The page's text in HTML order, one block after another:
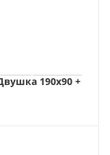
190х90 +